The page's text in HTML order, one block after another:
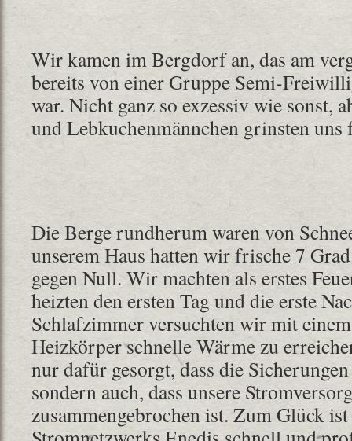
Wir kamen im Bergdorf an, das am
bereits von einer Gruppe Semi-
war. Nicht ganz so exzessiv wie sonst,
und Lebkuchenmännchen grinsten
Die Berge rundherum waren von
unserem Haus hatten wir frische 7
gegen Null. Wir machten als erstes
heizten den ersten Tag und die erste
Schlafzimmer versuchten wir mit
Heizkörper schnelle Wärme zu
nur dafür gesorgt, dass die
sondern auch, dass unsere
zusammengebrochen ist. Zum Glück